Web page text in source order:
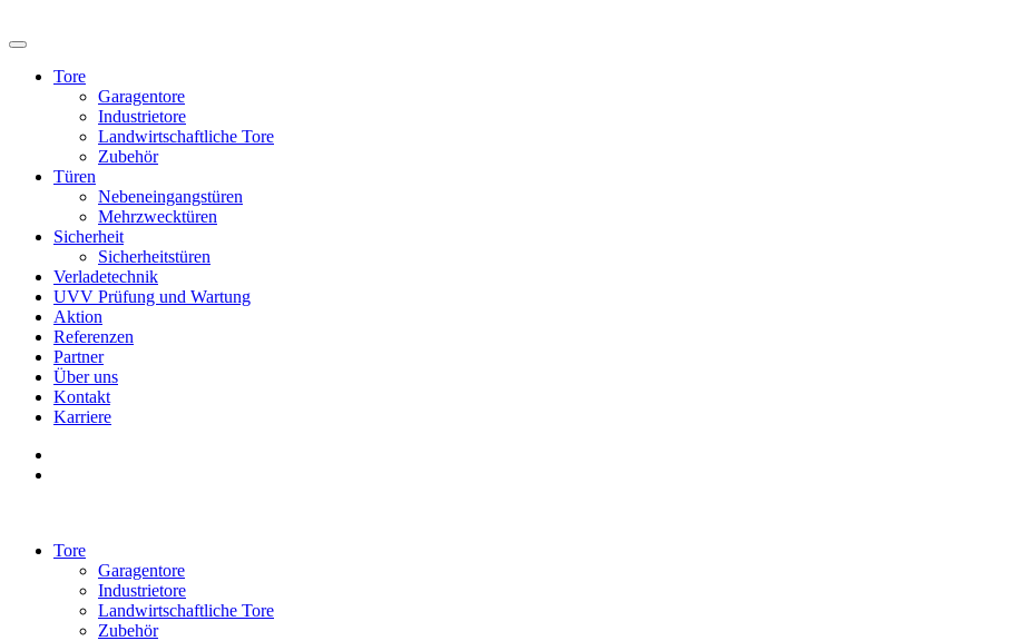
Tore
Garagentore
Industrietore
Landwirtschaftliche Tore
Zubehör
Türen
Nebeneingangstüren
Mehrzwecktüren
Sicherheit
Sicherheitstüren
Verladetechnik
UVV Prüfung und Wartung
Aktion
Referenzen
Partner
Über uns
Kontakt
Karriere
Tore
Garagentore
Industrietore
Landwirtschaftliche Tore
Zubehör